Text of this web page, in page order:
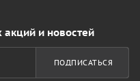
акций и новостей
ПОДПИСАТЬСЯ